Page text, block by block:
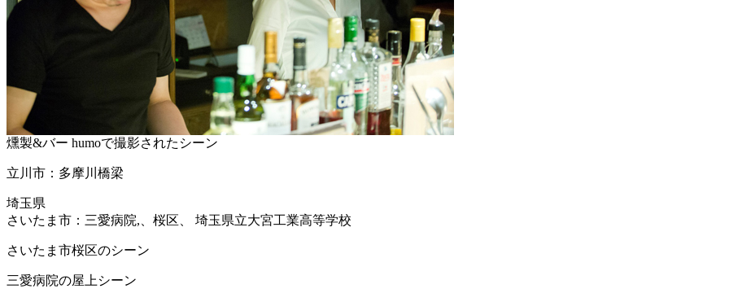
燻製&バー humoで撮影されたシーン
立川市：多摩川橋梁
埼玉県
さいたま市：三愛病院,、桜区、 埼玉県立大宮工業高等学校
さいたま市桜区のシーン
三愛病院の屋上シーン